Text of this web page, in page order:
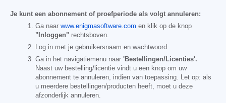
Je kunt een abonnement of proefperiode als volgt annuleren:
Ga naar www.enigmasoftware.com en klik op de knop
"Inloggen" rechtsboven.
Log in met je gebruikersnaam en wachtwoord.
Ga in het navigatiemenu naar 'Bestellingen/Licenties'.
Naast uw bestelling/licentie vindt u een knop om uw
abonnement te annuleren, indien van toepassing. Let op: als
u meerdere bestellingen/producten heeft, moet u deze
afzonderlijk annuleren.